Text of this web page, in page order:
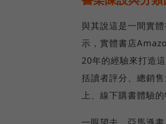
與其說這是一間實
示，實體書店
20年的經驗來打造
括讀者評分、總銷
上、線下購書體驗的